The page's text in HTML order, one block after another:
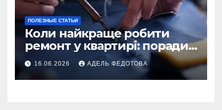
ПОЛЕЗНЫЕ СТАТЬИ
Коли найкраще робити
ремонт у квартирі: поради
та особливості 2026
16.06.2026 АДЕЛЬ ФЕДОТОВА